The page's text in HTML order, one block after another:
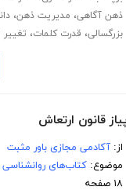
ذهن آگاهی، مدیریت ذهن،
بزرگسالی، قدرت کلمات،
قانون ارتعاش
از:آکادمی مجازی باور مثبت
موضوع:کتاب‌های روانشناسی
۱۸ صفحه